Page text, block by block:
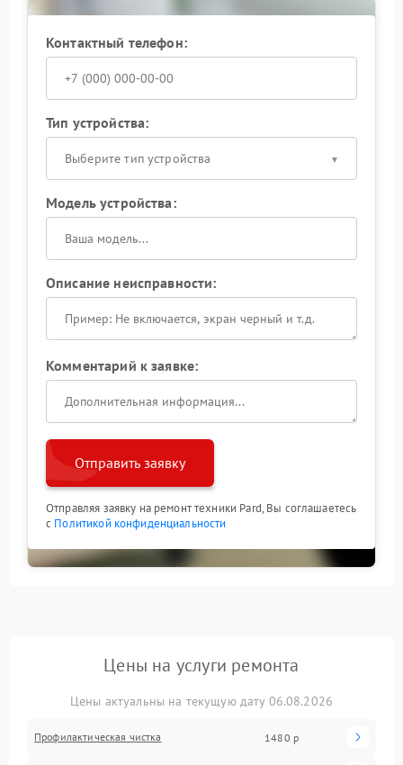
Контактный телефон:
Тип устройства:
Выберите тип устройства
Модель устройства:
Описание неисправности:
Комментарий к заявке:
Отправить заявку
Отправляя заявку на ремонт техники Pard, Вы соглашаетесь
с Политикой конфиденциальности
Цены на услуги ремонта
Цены актуальны на текущую дату 06.08.2026
Профилактическая чистка 1480 р